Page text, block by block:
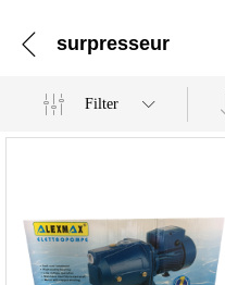
surpresseur
Filter